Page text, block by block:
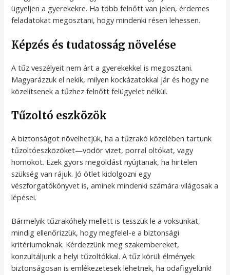
ügyeljen a gyerekekre. Ha több felnőtt van jelen, érdemes
feladatokat megosztani, hogy mindenki résen lehessen.
Képzés és tudatosság növelése
A tűz veszélyeit nem árt a gyerekekkel is megosztani.
Magyarázzuk el nekik, milyen kockázatokkal jár és hogy ne
közelítsenek a tűzhez felnőtt felügyelet nélkül.
Tűzoltó eszközök
A biztonságot növelhetjük, ha a tűzrakó közelében tartunk
tűzoltóeszközöket—vödör vizet, porral oltókat, vagy
homokot. Ezek gyors megoldást nyújtanak, ha hirtelen
szükség van rájuk. Jó ötlet kidolgozni egy
vészforgatókönyvet is, aminek mindenki számára világosak a
lépései.
Bármelyik tűzrakóhely mellett is tesszük le a voksunkat,
mindig ellenőrizzük, hogy megfelel-e a biztonsági
kritériumoknak. Kérdezzünk meg szakembereket,
konzultáljunk a helyi tűzoltókkal. A tűz körüli élmények
biztonságosan is emlékezetesek lehetnek, ha odafigyelünk!